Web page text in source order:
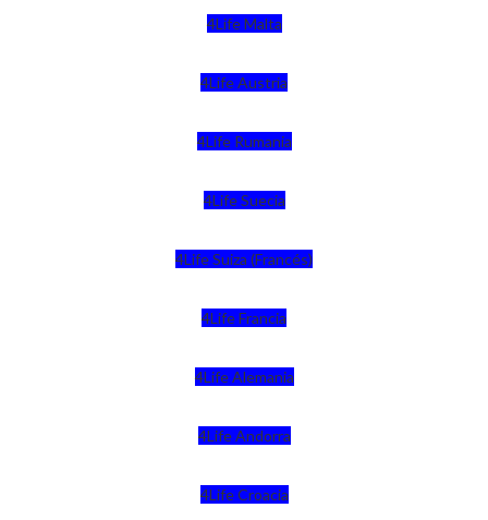
4Life Malta
4Life Austria
4Life Rumania
4Life Suecia
4Life Suiza (Francés)
4Life Francia
4Life Alemania
4Life Andorra
4Life Croacia